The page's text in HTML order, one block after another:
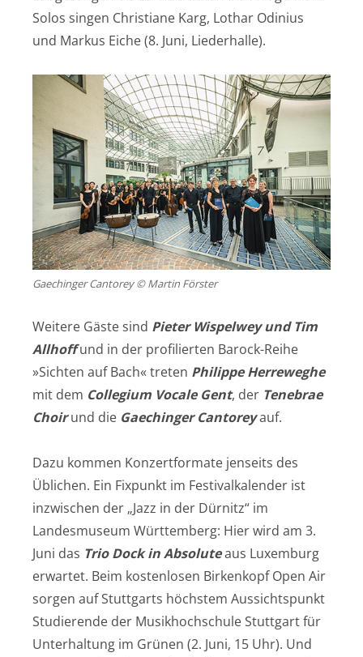
Solos singen Christiane Karg, Lothar Odinius
und Markus Eiche (8. Juni, Liederhalle).
Gaechinger Cantorey © Martin Förster
Weitere Gäste sind Pieter Wispelwey und Tim
Allhoffund in der profilierten Barock-Reihe
»Sichten auf Bach« treten Philippe Herreweghe
mit dem Collegium Vocale Gent, der Tenebrae
Choirund die Gaechinger Cantoreyauf.
Dazu kommen Konzertformate jenseits des
Üblichen. Ein Fixpunkt im Festivalkalender ist
inzwischen der „Jazz in der Dürnitz“ im
Landesmuseum Württemberg: Hier wird am 3.
Juni das Trio Dock in Absoluteaus Luxemburg
erwartet. Beim kostenlosen Birkenkopf Open Air
sorgen auf Stuttgarts höchstem Aussichtspunkt
Studierende der Musikhochschule Stuttgart für
Unterhaltung im Grünen (2. Juni, 15 Uhr). Und